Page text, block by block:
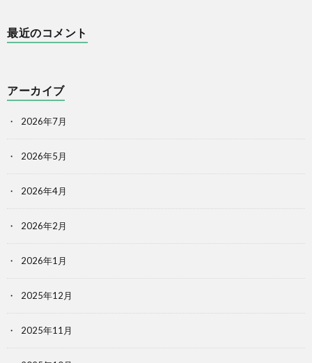
最近のコメント
アーカイブ
2026年7月
2026年5月
2026年4月
2026年2月
2026年1月
2025年12月
2025年11月